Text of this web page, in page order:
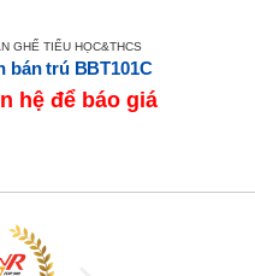
GHẾ TIỂU HỌC&THCS
bán trú BBT101C
hệ để báo giá